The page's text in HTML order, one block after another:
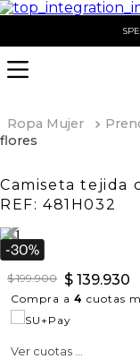
Ropa Mujer
flores
Camiseta tejida
REF: 481H032
$ 199.900 $ 139.930
Compra a 4 cuotas
Ver cuotas ...